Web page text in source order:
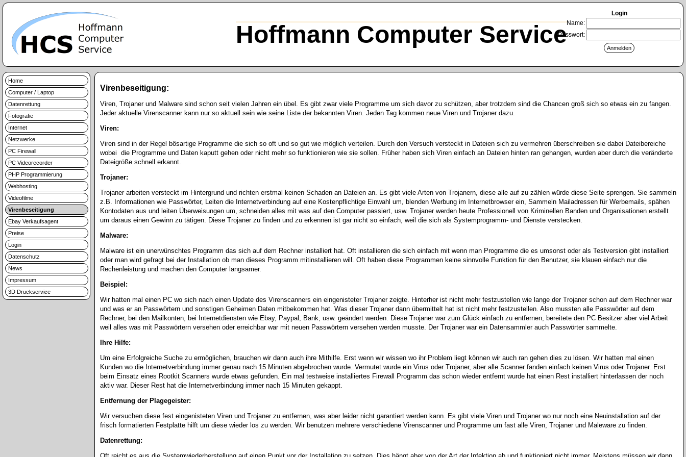
Hoffmann Computer Service
Login
Name:
Passwort:
Home
Computer / Laptop
Datenrettung
Fotografie
Internet
Netzwerke
PC Firewall
PC Videorecorder
PHP Programmierung
Webhosting
Videofilme
Virenbeseitigung
Ebay Verkaufsagent
Preise
Login
Datenschutz
News
Impressum
3D Druckservice
Virenbeseitigung:
Viren, Trojaner und Malware sind schon seit vielen Jahren ein übel. Es gibt zwar viele Programme um sich davor zu schützen, aber trotzdem sind die Chancen groß sich so etwas ein zu fangen.
Jeder aktuelle Virenscanner kann nur so aktuell sein wie seine Liste der bekannten Viren. Jeden Tag kommen neue Viren und Trojaner dazu.
Viren:
Viren sind in der Regel bösartige Programme die sich so oft und so gut wie möglich verteilen. Durch den Versuch versteckt in Dateien sich zu vermehren überschreiben sie dabei Dateibereiche
wobei die Programme und Daten kaputt gehen oder nicht mehr so funktionieren wie sie sollen. Früher haben sich Viren einfach an Dateien hinten ran gehangen, wurden aber durch die veränderte
Dateigröße schnell erkannt.
Trojaner:
Trojaner arbeiten versteckt im Hintergrund und richten erstmal keinen Schaden an Dateien an. Es gibt viele Arten von Trojanern, diese alle auf zu zählen würde diese Seite sprengen. Sie sammeln
z.B. Informationen wie Passwörter, Leiten die Internetverbindung auf eine Kostenpflichtige Einwahl um, blenden Werbung im Internetbrowser ein, Sammeln Mailadressen für Werbemails, spähen
Kontodaten aus und leiten Überweisungen um, schneiden alles mit was auf den Computer passiert, usw. Trojaner werden heute Professionell von Kriminellen Banden und Organisationen erstellt
um daraus einen Gewinn zu tätigen. Diese Trojaner zu finden und zu erkennen ist gar nicht so einfach, weil die sich als Systemprogramm- und Dienste verstecken.
Malware:
Malware ist ein unerwünschtes Programm das sich auf dem Rechner installiert hat. Oft installieren die sich einfach mit wenn man Programme die es umsonst oder als Testversion gibt installiert
oder man wird gefragt bei der Installation ob man dieses Programm mitinstallieren will. Oft haben diese Programmen keine sinnvolle Funktion für den Benutzer, sie klauen einfach nur die
Rechenleistung und machen den Computer langsamer.
Beispiel:
Wir hatten mal einen PC wo sich nach einen Update des Virenscanners ein eingenisteter Trojaner zeigte. Hinterher ist nicht mehr festzustellen wie lange der Trojaner schon auf dem Rechner war
und was er an Passwörtern und sonstigen Geheimen Daten mitbekommen hat. Was dieser Trojaner dann übermittelt hat ist nicht mehr festzustellen. Also mussten alle Passwörter auf dem
Rechner, bei den Mailkonten, bei Internetdiensten wie Ebay, Paypal, Bank, usw. geändert werden. Diese Trojaner war zum Glück einfach zu entfernen, bereitete den PC Besitzer aber viel Arbeit
weil alles was mit Passwörtern versehen oder erreichbar war mit neuen Passwörtern versehen werden musste. Der Trojaner war ein Datensammler auch Passwörter sammelte.
Ihre Hilfe:
Um eine Erfolgreiche Suche zu ermöglichen, brauchen wir dann auch ihre Mithilfe. Erst wenn wir wissen wo ihr Problem liegt können wir auch ran gehen dies zu lösen. Wir hatten mal einen
Kunden wo die Internetverbindung immer genau nach 15 Minuten abgebrochen wurde. Vermutet wurde ein Virus oder Trojaner, aber alle Scanner fanden einfach keinen Virus oder Trojaner. Erst
beim Einsatz eines Rootkit Scanners wurde etwas gefunden. Ein mal testweise installiertes Firewall Programm das schon wieder entfernt wurde hat einen Rest installiert hinterlassen der noch
aktiv war. Dieser Rest hat die Internetverbindung immer nach 15 Minuten gekappt.
Entfernung der Plagegeister:
Wir versuchen diese fest eingenisteten Viren und Trojaner zu entfernen, was aber leider nicht garantiert werden kann. Es gibt viele Viren und Trojaner wo nur noch eine Neuinstallation auf der
frisch formatierten Festplatte hilft um diese wieder los zu werden. Wir benutzen mehrere verschiedene Virenscanner und Programme um fast alle Viren, Trojaner und Maleware zu finden.
Datenrettung: